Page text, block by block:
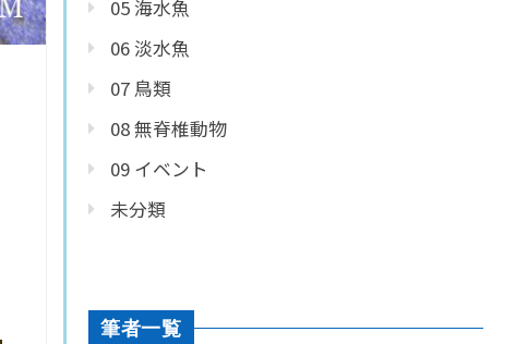
05 海水魚
06 淡水魚
07 鳥類
08 無脊椎動物
09 イベント
未分類
筆者一覧